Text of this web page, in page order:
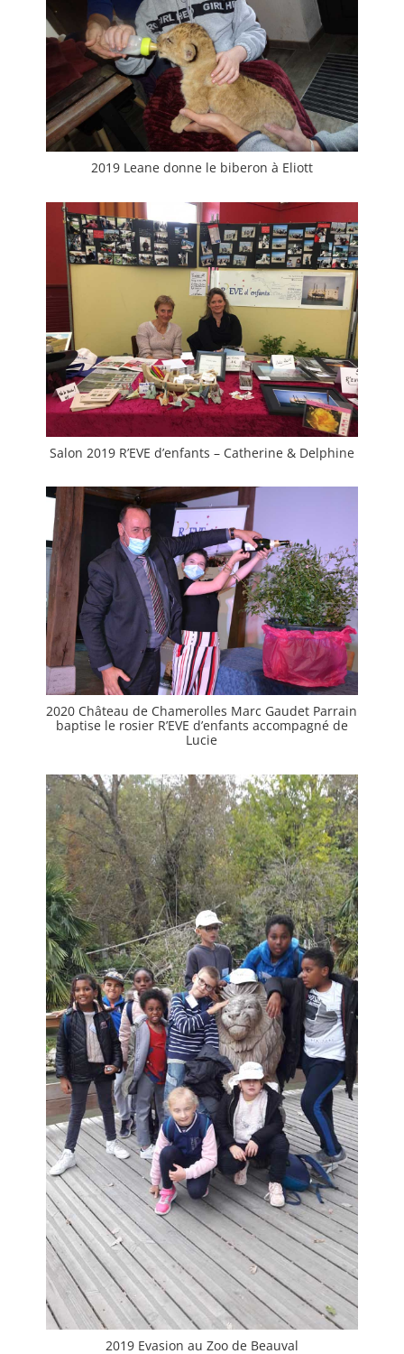
2019 Leane donne le biberon à Eliott
Salon 2019 R’EVE d’enfants – Catherine & Delphine
2020 Château de Chamerolles Marc Gaudet Parrain
baptise le rosier R’EVE d’enfants accompagné de
Lucie
2019 Evasion au Zoo de Beauval